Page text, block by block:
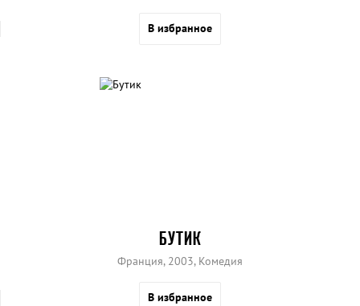
В избранное
БУТИК
Франция, 2003, Комедия
В избранное